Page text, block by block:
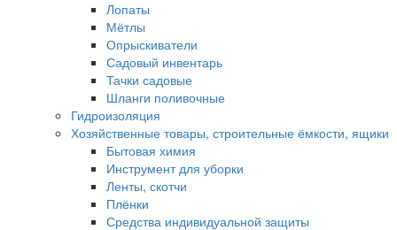
Лопаты
Мётлы
Опрыскиватели
Садовый инвентарь
Тачки садовые
Шланги поливочные
Гидроизоляция
Хозяйственные товары, строительные ёмкости, ящики
Бытовая химия
Инструмент для уборки
Ленты, скотчи
Плёнки
Средства индивидуальной защиты